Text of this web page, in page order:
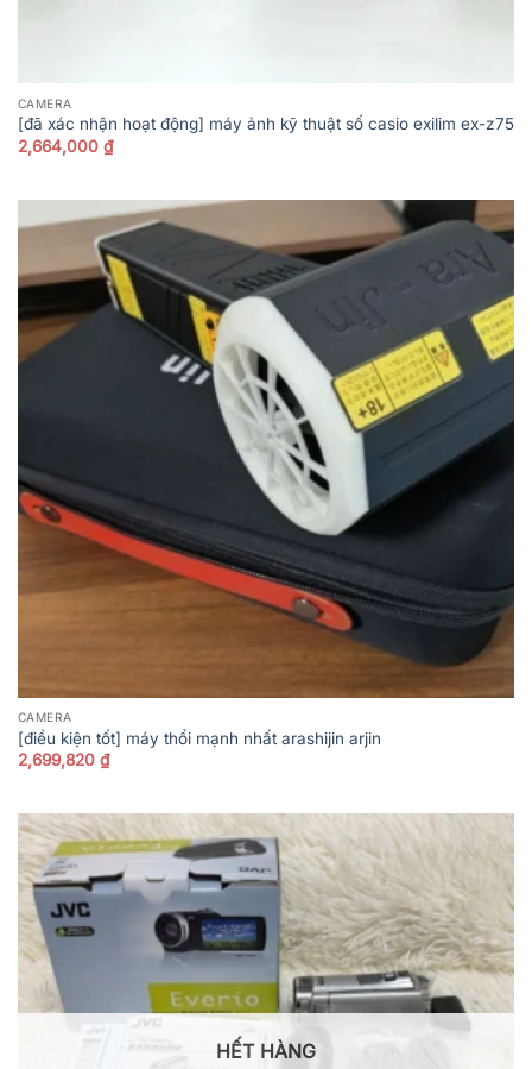
CAMERA
[đã xác nhận hoạt động] máy ảnh kỹ thuật số casio exilim ex-z75
2,664,000 ₫
CAMERA
[điều kiện tốt] máy thổi mạnh nhất arashijin arjin
2,699,820 ₫
HẾT HÀNG